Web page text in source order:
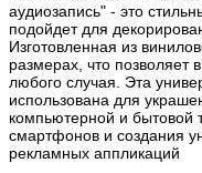
аудиозапись" - это
подойдет для
Изготовленная из
размерах, что позволяет
любого случая. Эта
использована для
компьютерной и бытовой
смартфонов и создания
рекламных аппликаций